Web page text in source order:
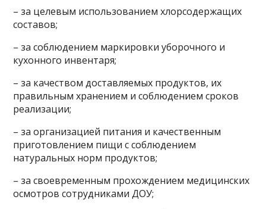
– за целевым использованием хлорсодержащих
составов;
– за соблюдением маркировки уборочного и
кухонного инвентаря;
– за качеством доставляемых продуктов, их
правильным хранением и соблюдением сроков
реализации;
– за организацией питания и качественным
приготовлением пищи с соблюдением
натуральных норм продуктов;
– за своевременным прохождением медицинских
осмотров сотрудниками ДОУ;